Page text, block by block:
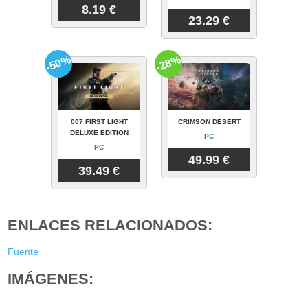
8.19 €
23.29 €
007 FIRST LIGHT
DELUXE EDITION
PC
39.49 €
-50%
CRIMSON DESERT
PC
49.99 €
-28%
ENLACES RELACIONADOS:
Fuente
IMÁGENES: